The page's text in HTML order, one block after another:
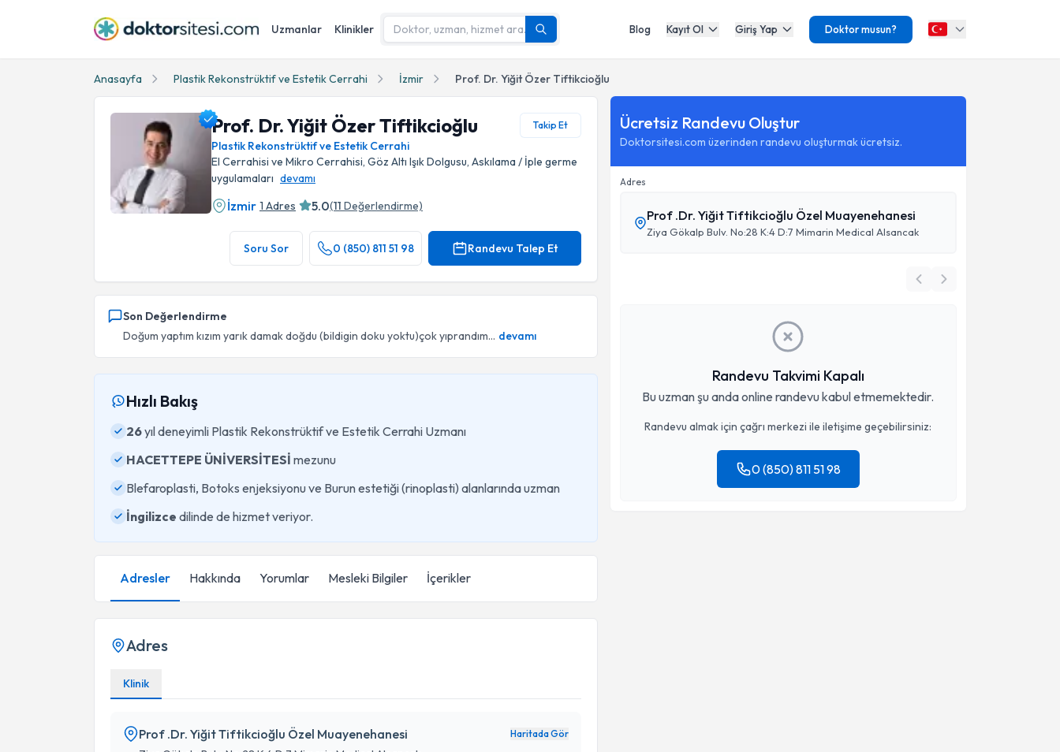
Uzmanlar Klinikler Blog Kayıt Ol Giriş Yap Doktor musun?
Anasayfa Plastik Rekonstrüktif ve Estetik Cerrahi İzmir Prof. Dr. Yiğit Özer Tiftikcioğlu
Prof. Dr. Yiğit Özer Tiftikcioğlu Takip Et
Plastik Rekonstrüktif ve Estetik Cerrahi
El Cerrahisi ve Mikro Cerrahisi, Göz Altı Işık Dolgusu, Askılama / İple germe
uygulamaları devamı
İzmir 1 Adres 5.0(11 Değerlendirme)
Soru Sor 0 (850) 811 51 98 Randevu Talep Et
Son Değerlendirme
Doğum yaptım kızım yarık damak doğdu (bildigin doku yoktu)çok yıprandım... devamı
Hızlı Bakış
26yıl deneyimli Plastik Rekonstrüktif ve Estetik Cerrahi Uzmanı
HACETTEPE ÜNİVERSİTESİ mezunu
Blefaroplasti, Botoks enjeksiyonu ve Burun estetiği (rinoplasti) alanlarında uzman
İngilizce dilinde de hizmet veriyor.
Adresler Hakkında Yorumlar Mesleki Bilgiler İçerikler
Adres
Klinik
Prof .Dr. Yiğit Tiftikcioğlu Özel Muayenehanesi Haritada Gör
Ücretsiz Randevu Oluştur
Doktorsitesi.com üzerinden randevu oluşturmak ücretsiz.
Adres
Prof .Dr. Yiğit Tiftikcioğlu Özel Muayenehanesi
Ziya Gökalp Bulv. No:28 K:4 D:7 Mimarin Medical Alsancak
Randevu Takvimi Kapalı
Bu uzman şu anda online randevu kabul etmemektedir.
Randevu almak için çağrı merkezi ile iletişime geçebilirsiniz:
0 (850) 811 51 98